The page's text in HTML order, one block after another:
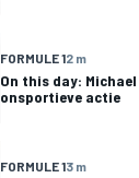
FORMULE 12 m
On this day:
onsportieve actie
FORMULE 13 m